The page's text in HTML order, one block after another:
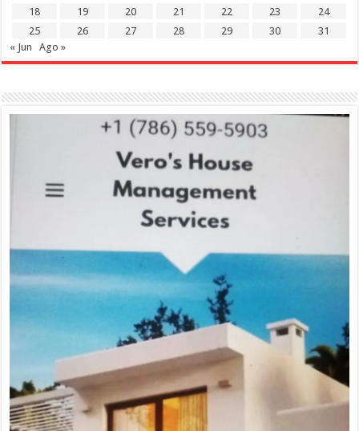
18
19 20 21 22 23
24
25
26 27 28 29 30
31
« Jun
Ago »